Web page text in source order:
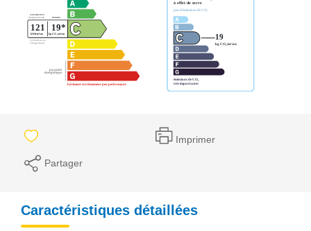
Imprimer
Partager
Caractéristiques détaillées